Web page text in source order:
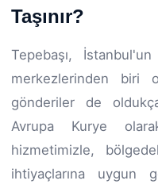
Taşınır?
Tepebaşı,
merkezlerinden biri
gönderiler de
Avrupa Kurye
hizmetimizle,
ihtiyaçlarına uygun